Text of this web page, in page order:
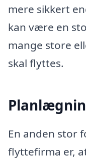
mere sikkert
kan være en
mange store
skal flyttes.
En anden stor
flyttefirma er,